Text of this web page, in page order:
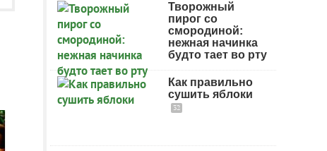
Творожный
пирог со
смородиной:
нежная начинка
будто тает во рту
Как правильно
сушить яблоки
32